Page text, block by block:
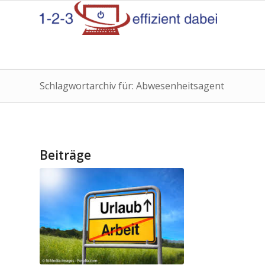
Schlagwortarchiv für: Abwesenheitsagent
Beiträge